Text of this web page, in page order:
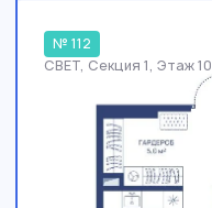
№ 112
СВЕТ, Секция 1, Этаж 10